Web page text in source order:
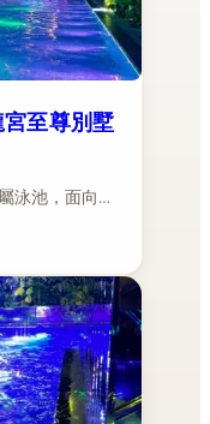
至尊別墅
泳池，面向…